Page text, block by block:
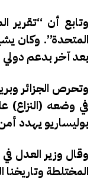
وتابع أن “تقرير
المتحدة”. وكان
بعد آخر بدعم دولي
وتحرص الجزائر
في وضعه (النزاع)
بوليساريو يهدد
وقال وزير العدل
المختلطة